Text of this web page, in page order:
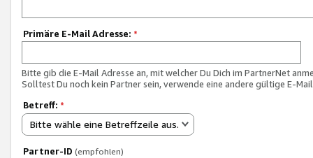
Primäre E-Mail Adresse: *
Bitte gib die E-Mail Adresse an, mit welcher Du Dich im PartnerNet
Solltest Du noch kein Partner sein, verwende eine andere gültige E-
Betreff: *
Bitte wähle eine Betreffzeile aus.
Partner-ID (empfohlen)